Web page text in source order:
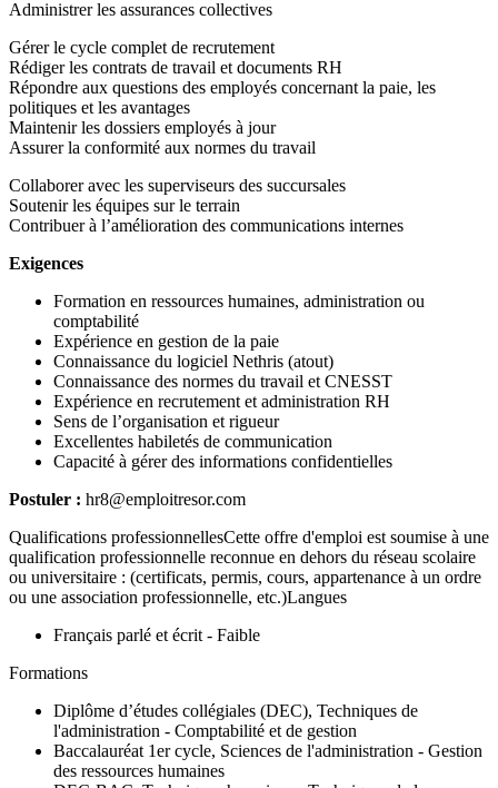
Administrer les assurances collectives
Gérer le cycle complet de recrutement
Rédiger les contrats de travail et documents RH
Répondre aux questions des employés concernant la paie, les
politiques et les avantages
Maintenir les dossiers employés à jour
Assurer la conformité aux normes du travail
Collaborer avec les superviseurs des succursales
Soutenir les équipes sur le terrain
Contribuer à l’amélioration des communications internes
Exigences
Formation en ressources humaines, administration ou
comptabilité
Expérience en gestion de la paie
Connaissance du logiciel Nethris (atout)
Connaissance des normes du travail et CNESST
Expérience en recrutement et administration RH
Sens de l’organisation et rigueur
Excellentes habiletés de communication
Capacité à gérer des informations confidentielles
Postuler : hr8@emploitresor.com
Qualifications professionnellesCette offre d'emploi est soumise à une
qualification professionnelle reconnue en dehors du réseau scolaire
ou universitaire : (certificats, permis, cours, appartenance à un ordre
ou une association professionnelle, etc.)Langues
Français parlé et écrit - Faible
Formations
Diplôme d’études collégiales (DEC), Techniques de
l'administration - Comptabilité et de gestion
Baccalauréat 1er cycle, Sciences de l'administration - Gestion
des ressources humaines